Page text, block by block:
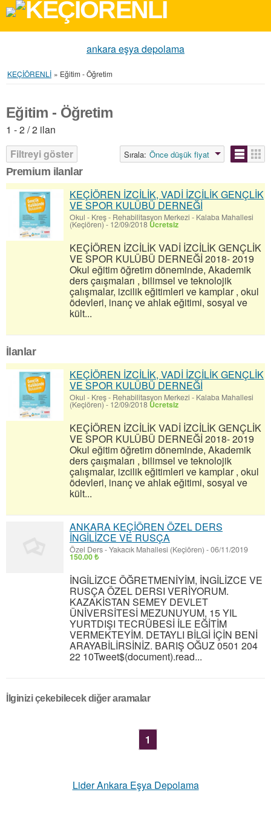
ankara eşya depolama
KEÇİÖRENLİ » Eğitim - Öğretim
Eğitim - Öğretim
1 - 2 / 2 ilan
Filtreyi göster
Sırala: Önce düşük fiyat
Premium ilanlar
KEÇİÖREN İZCİLİK, VADİ İZCİLİK GENÇLİK
VE SPOR KULÜBÜ DERNEĞİ
Okul - Kreş - Rehabilitasyon Merkezi - Kalaba Mahallesi
(Keçiören) - 12/09/2018 Ücretsiz
KEÇİÖREN İZCİLİK VADİ İZCİLİK GENÇLİK
VE SPOR KULÜBÜ DERNEĞİ 2018- 2019
Okul eğitim öğretim döneminde, Akademik
ders çaışmaları , bilimsel ve teknolojik
çalışmalar, izcilik eğitimleri ve kamplar , okul
ödevleri, inanç ve ahlak eğitimi, sosyal ve
kült...
İlanlar
KEÇİÖREN İZCİLİK, VADİ İZCİLİK GENÇLİK
VE SPOR KULÜBÜ DERNEĞİ
Okul - Kreş - Rehabilitasyon Merkezi - Kalaba Mahallesi
(Keçiören) - 12/09/2018 Ücretsiz
KEÇİÖREN İZCİLİK VADİ İZCİLİK GENÇLİK
VE SPOR KULÜBÜ DERNEĞİ 2018- 2019
Okul eğitim öğretim döneminde, Akademik
ders çaışmaları , bilimsel ve teknolojik
çalışmalar, izcilik eğitimleri ve kamplar , okul
ödevleri, inanç ve ahlak eğitimi, sosyal ve
kült...
ANKARA KEÇİÖREN ÖZEL DERS
İNGİLİZCE VE RUSÇA
Özel Ders-Yakacık Mahallesi (Keçiören) -06/11/2019
150.00 ₺
İNGİLİZCE ÖĞRETMENİYİM, İNGİLİZCE VE
RUSÇA ÖZEL DERSI VERİYORUM.
KAZAKİSTAN SEMEY DEVLET
ÜNİVERSİTESİ MEZUNUYUM, 15 YIL
YURTDIŞI TECRÜBESİ İLE EĞİTİM
VERMEKTEYİM. DETAYLI BİLGİ İÇİN BENİ
ARAYABİLİRSİNİZ. BARIŞ OĞUZ 0501 204
22 10Tweet$(document).read...
İlginizi çekebilecek diğer aramalar
1
Lider Ankara Eşya Depolama